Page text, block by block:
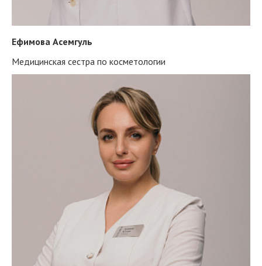
Ефимова Асемгуль
Медицинская сестра по косметологии